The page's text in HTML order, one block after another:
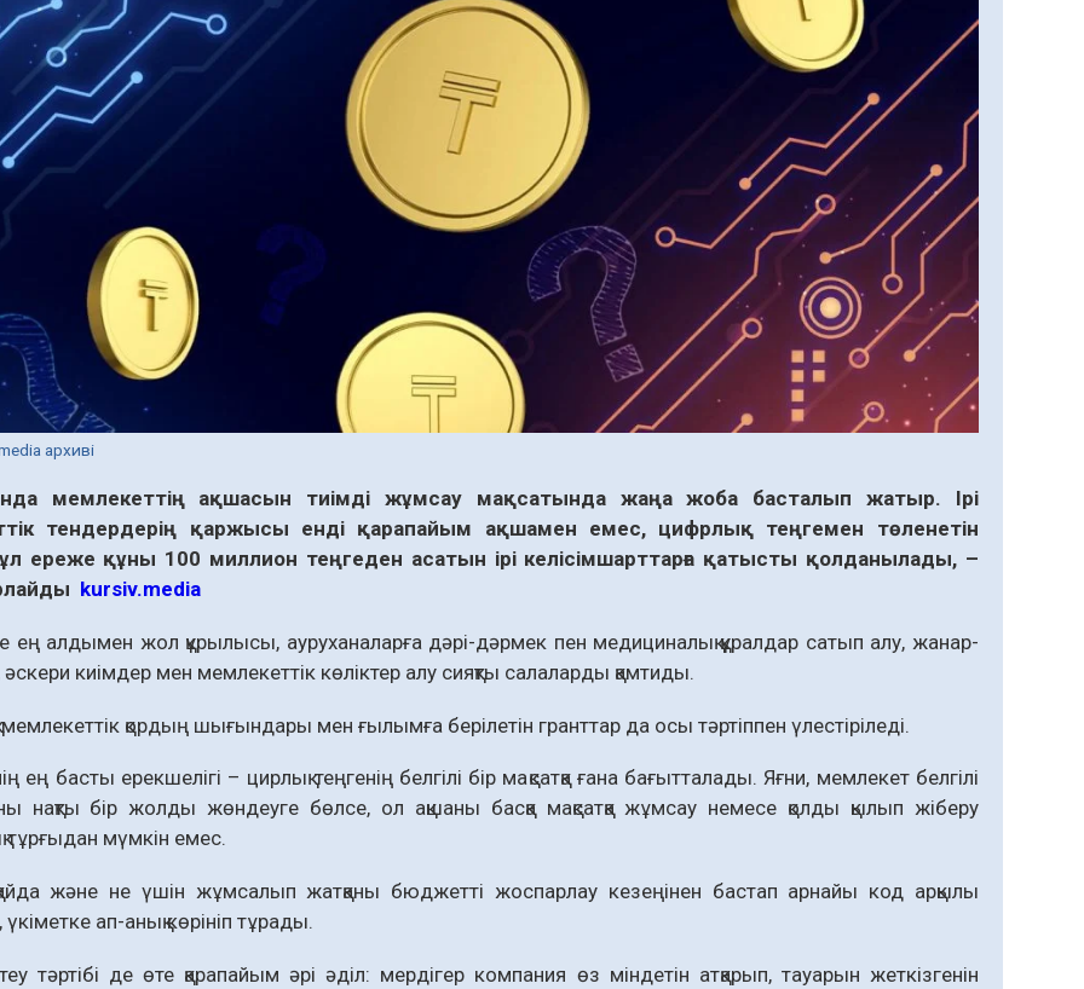
архиві
мемлекеттің ақшасын тиімді жұмсау мақсатында жаңа жоба басталып жатыр. Ірі
тендердерің қаржысы енді қарапайым ақшамен емес, цифрлық теңгемен төленетін
ереже құны 100 миллион теңгеден асатын ірі келісімшарттарға қатысты қолданылады, –
kursiv.media
алдымен жол құрылысы, ауруханаларға дәрі-дәрмек пен медициналық құралдар сатып алу, жанар-
киімдер мен мемлекеттік көліктер алу сияқты салаларды қамтиды.
мемлекеттік қордың шығындары мен ғылымға берілетін гранттар да осы тәртіппен үлестіріледі.
ең басты ерекшелігі – цирлық теңгенің белгілі бір мақсатқа ғана бағытталады. Яғни, мемлекет белгілі
нақты бір жолды жөндеуге бөлсе, ол ақшаны басқа мақсатқа жұмсау немесе қолды қылып жіберу
тұрғыдан мүмкін емес.
және не үшін жұмсалып жатқаны бюджетті жоспарлау кезеңінен бастап арнайы код арқылы
үкіметке ап-анық көрініп тұрады.
тәртібі де өте қарапайым әрі әділ: мердігер компания өз міндетін атқарып, тауарын жеткізгенін